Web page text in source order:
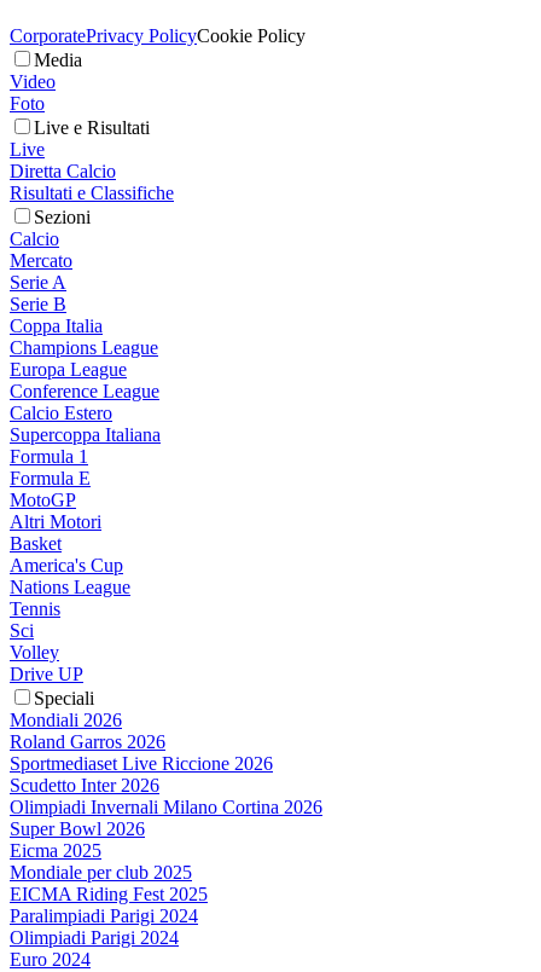
CorporatePrivacy PolicyCookie Policy
Media
Video
Foto
Live e Risultati
Live
Diretta Calcio
Risultati e Classifiche
Sezioni
Calcio
Mercato
Serie A
Serie B
Coppa Italia
Champions League
Europa League
Conference League
Calcio Estero
Supercoppa Italiana
Formula 1
Formula E
MotoGP
Altri Motori
Basket
America's Cup
Nations League
Tennis
Sci
Volley
Drive UP
Speciali
Mondiali 2026
Roland Garros 2026
Sportmediaset Live Riccione 2026
Scudetto Inter 2026
Olimpiadi Invernali Milano Cortina 2026
Super Bowl 2026
Eicma 2025
Mondiale per club 2025
EICMA Riding Fest 2025
Paralimpiadi Parigi 2024
Olimpiadi Parigi 2024
Euro 2024